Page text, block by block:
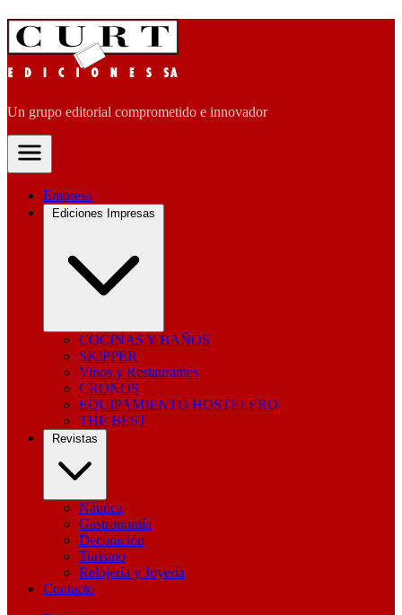
Un grupo editorial comprometido e innovador
Empresa
Ediciones Impresas
COCINAS Y BAÑOS
SKIPPER
Vinos y Restaurantes
CRONOS
EQUIPAMIENTO HOSTELERO
THE BEST
Revistas
Náutica
Gastronomía
Decoración
Turismo
Relojería y Joyería
Contacto